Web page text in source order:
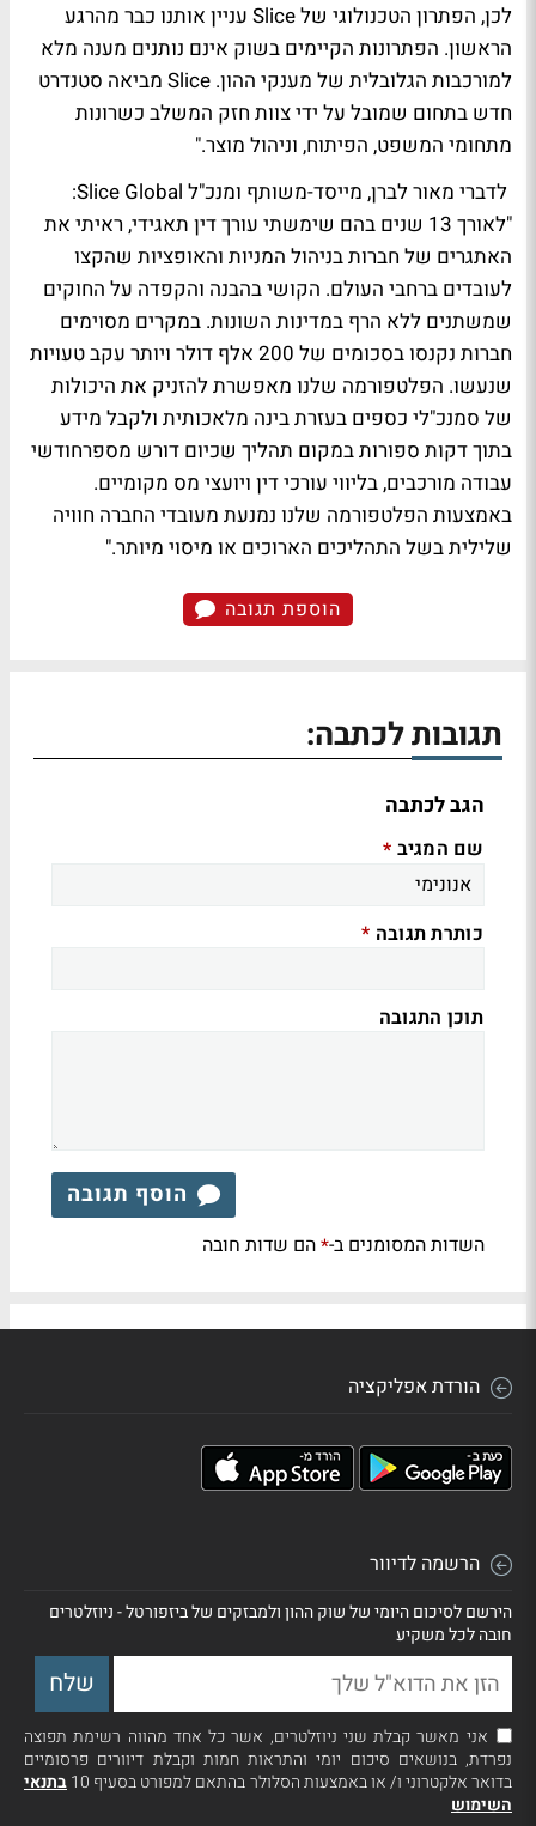
לכן, הפתרון הטכנולוגי של Slice עניין אותנו כבר מהרגע
הראשון. הפתרונות הקיימים בשוק אינם נותנים מענה מלא
למורכבות הגלובלית של מענקי ההון. Slice מביאה סטנדרט
חדש בתחום שמובל על ידי צוות חזק המשלב כשרונות
מתחומי המשפט, הפיתוח, וניהול מוצר."
לדברי מאור לברן, מייסד-משותף ומנכ"ל Slice Global:
"לאורך 13 שנים בהם שימשתי עורך דין תאגידי, ראיתי את
האתגרים של חברות בניהול המניות והאופציות שהקצו
לעובדים ברחבי העולם. הקושי בהבנה והקפדה על החוקים
שמשתנים ללא הרף במדינות השונות. במקרים מסוימים
חברות נקנסו בסכומים של 200 אלף דולר ויותר עקב טעויות
שנעשו. הפלטפורמה שלנו מאפשרת להזניק את היכולות
של סמנכ"לי כספים בעזרת בינה מלאכותית ולקבל מידע
בתוך דקות ספורות במקום תהליך שכיום דורש מספרחודשי
עבודה מורכבים, בליווי עורכי דין ויועצי מס מקומיים.
באמצעות הפלטפורמה שלנו נמנעת מעובדי החברה חוויה
שלילית בשל התהליכים הארוכים או מיסוי מיותר."
הוספת תגובה
תגובות לכתבה:
הגב לכתבה
שם המגיב *
כותרת תגובה *
תוכן התגובה
הוסף תגובה
השדות המסומנים ב-*הם שדות חובה
הורדת אפליקציה
הרשמה לדיוור
הירשם לסיכום היומי של שוק ההון ולמבזקים של ביזפורטל - ניוזלטרים
חובה לכל משקיע
אני מאשר קבלת שני ניוזלטרים, אשר כל אחד מהווה רשימת תפוצה
נפרדת, בנושאים סיכום יומי והתראות חמות וקבלת דיוורים פרסומיים
בדואר אלקטרוני ו/ או באמצעות הסלולר בהתאם למפורט בסעיף 10
בתנאי
השימוש